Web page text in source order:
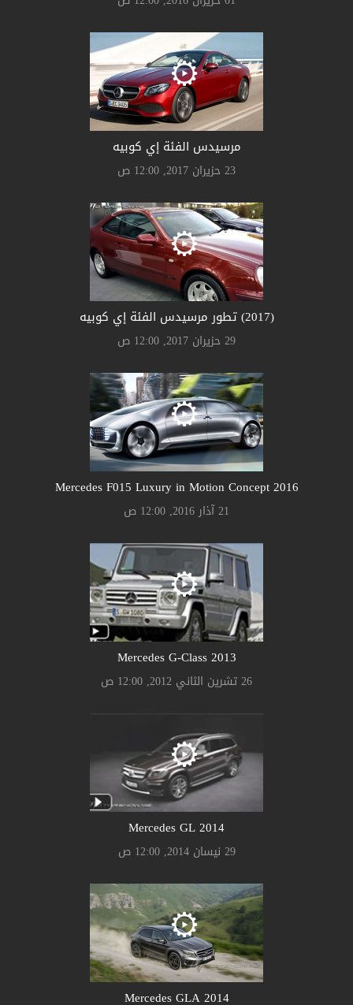
مرسيدس الفئة إي كوبيه
23 حزيران 2017, 12:00 ص
(2017) تطور مرسيدس الفئة إي كوبيه
29 حزيران 2017, 12:00 ص
Mercedes F015 Luxury in Motion Concept 2016
21 آذار 2016, 12:00 ص
Mercedes G-Class 2013
26 تشرين الثاني 2012, 12:00 ص
Mercedes GL 2014
29 نيسان 2014, 12:00 ص
Mercedes GLA 2014